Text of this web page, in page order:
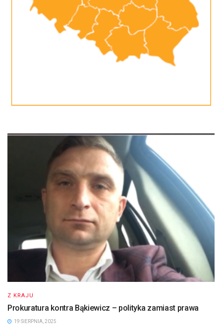
Z KRAJU
Prokuratura kontra Bąkiewicz – polityka zamiast prawa
19 SIERPNIA, 2025